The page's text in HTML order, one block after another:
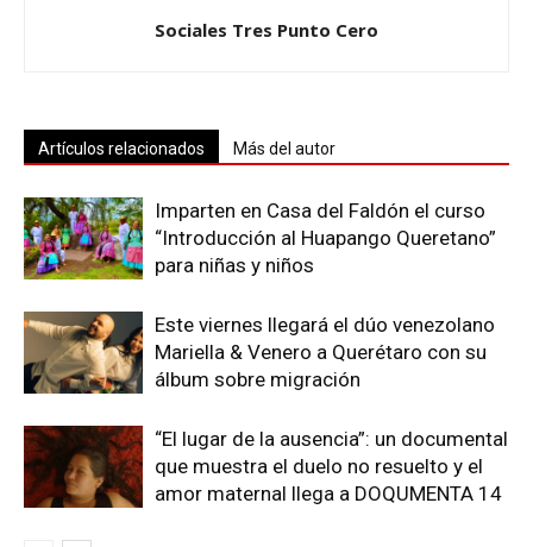
Sociales Tres Punto Cero
Artículos relacionados Más del autor
Imparten en Casa del Faldón el curso
“Introducción al Huapango Queretano”
para niñas y niños
Este viernes llegará el dúo venezolano
Mariella & Venero a Querétaro con su
álbum sobre migración
“El lugar de la ausencia”: un documental
que muestra el duelo no resuelto y el
amor maternal llega a DOQUMENTA 14